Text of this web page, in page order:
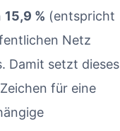
15,9 % (entspricht
Netz
Damit setzt dieses
für eine